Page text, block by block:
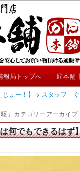
舗情報局
ちについてのおもしろ
報局トップへ
匠本舗
ょー！】
> スタッフ ぐ
」カテゴリーアーカイブ
何でもできるはず